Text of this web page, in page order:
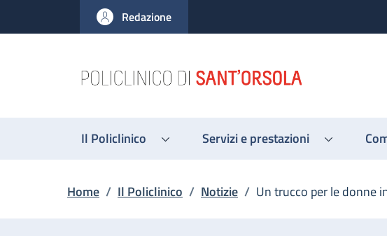
al contenuto principale
to footer content
Redazione
Il Policlinico Servizi e prestazioni
Briciole di pane
Home / Il Policlinico / Notizie / Un trucco per le donne